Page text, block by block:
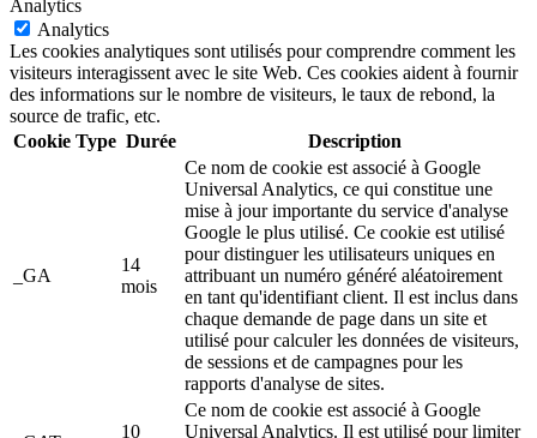
Analytics
Analytics
Les cookies analytiques sont utilisés pour comprendre comment les
visiteurs interagissent avec le site Web. Ces cookies aident à fournir
des informations sur le nombre de visiteurs, le taux de rebond, la
source de trafic, etc.
Cookie Type Durée Description
_GA
14
mois
Ce nom de cookie est associé à Google
Universal Analytics, ce qui constitue une
mise à jour importante du service d'analyse
Google le plus utilisé. Ce cookie est utilisé
pour distinguer les utilisateurs uniques en
attribuant un numéro généré aléatoirement
en tant qu'identifiant client. Il est inclus dans
chaque demande de page dans un site et
utilisé pour calculer les données de visiteurs,
de sessions et de campagnes pour les
rapports d'analyse de sites.
10
Ce nom de cookie est associé à Google
Universal Analytics. Il est utilisé pour limiter